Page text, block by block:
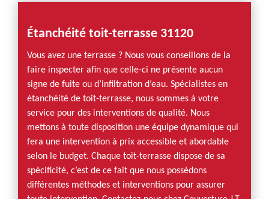
Étanchéité toit-terrasse 31120
Vous avez une terrasse ? Nous vous conseillons de la
faire inspecter afin que celle-ci ne présente aucun
signe de fuite ou d’infiltration d’eau. Spécialistes en
étanchéité de toit-terrasse, nous sommes à votre
service pour des interventions de qualité. Nous
mettons à toute disposition une équipe dynamique qui
fera une intervention à prix accessible et abordable
selon le budget. Chaque toit-terrasse dispose de sa
spécificité, c’est de ce fait que nous possédons
différentes méthodes et interventions pour assurer